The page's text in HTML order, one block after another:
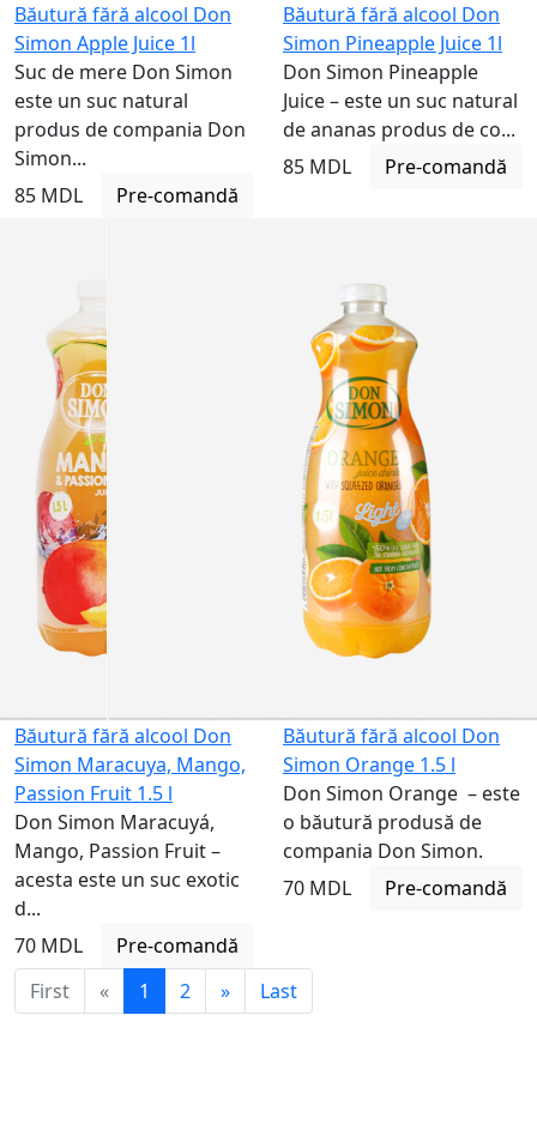
Băutură fără alcool Don
Simon Apple Juice 1l
Suc de mere Don Simon
este un suc natural
produs de compania Don
Simon...
85 MDL
Pre-comandă
Băutură fără alcool Don
Simon Pineapple Juice 1l
Don Simon Pineapple
Juice – este un suc natural
de ananas produs de co...
85 MDL
Pre-comandă
Nu este
disponibil
Băutură fără alcool Don
Simon Maracuya, Mango,
Passion Fruit 1.5 l
Don Simon Maracuyá,
Mango, Passion Fruit –
acesta este un suc exotic
d...
70 MDL
Pre-comandă
Băutură fără alcool Don
Simon Orange 1.5 l
Don Simon Orange – este
o băutură produsă de
compania Don Simon.
70 MDL
Pre-comandă
First « 1 2 » Last